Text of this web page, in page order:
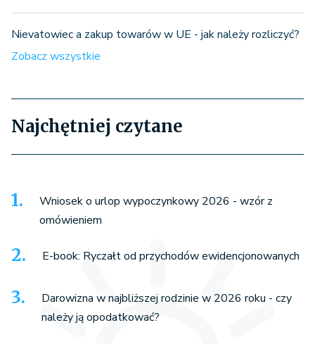
Nievatowiec a zakup towarów w UE - jak należy rozliczyć?
Zobacz wszystkie
Najchętniej czytane
Wniosek o urlop wypoczynkowy 2026 - wzór z
omówieniem
E-book: Ryczałt od przychodów ewidencjonowanych
Darowizna w najbliższej rodzinie w 2026 roku - czy
należy ją opodatkować?